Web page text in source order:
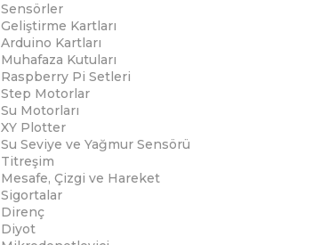
Sensörler
Geliştirme Kartları
Arduino Kartları
Muhafaza Kutuları
Raspberry Pi Setleri
Step Motorlar
Su Motorları
XY Plotter
Su Seviye ve Yağmur Sensörü
Titreşim
Mesafe, Çizgi ve Hareket
Sigortalar
Direnç
Diyot